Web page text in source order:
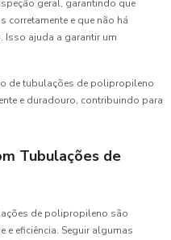
geral, garantindo que
e que não há
Isso ajuda a garantir um
de tubulações de polipropileno
e duradouro, contribuindo para
Tubulações de
de polipropileno são
e eficiência. Seguir algumas